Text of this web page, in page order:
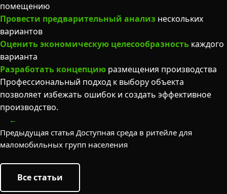
помещению
Провести предварительный анализ нескольких
вариантов
Оценить экономическую целесообразность каждого
варианта
Разработать концепцию размещения производства
Профессиональный подход к выбору объекта
позволяет избежать ошибок и создать эффективное
производство.
←
Предыдущая статья Доступная среда в ритейле для
маломобильных групп населения
Все статьи